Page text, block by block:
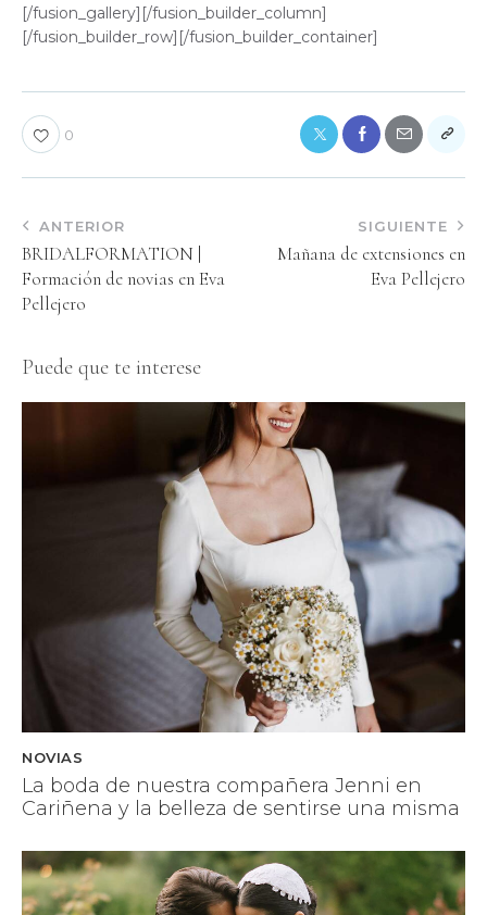
[/fusion_gallery][/fusion_builder_column]
[/fusion_builder_row][/fusion_builder_container]
0
ANTERIOR
BRIDALFORMATION |
Formación de novias en Eva
Pellejero
SIGUIENTE
Mañana de extensiones en
Eva Pellejero
Puede que te interese
NOVIAS
La boda de nuestra compañera Jenni en
Cariñena y la belleza de sentirse una misma